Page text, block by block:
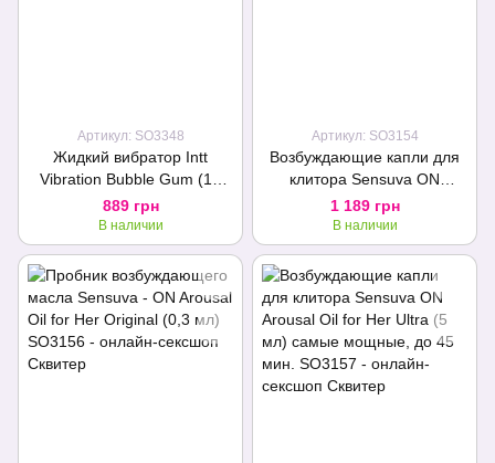
Артикул: SO3348
Жидкий вибратор Intt
Vibration Bubble Gum (15
мл), густой гель, очень
вкусный, действует до 30
минут
889 грн
В наличии
Артикул: SO3154
Возбуждающие капли для
клитора Sensuva ON
Arousal Oil for Her Original
(5 мл) действуют до 30
минут
1 189 грн
В наличии